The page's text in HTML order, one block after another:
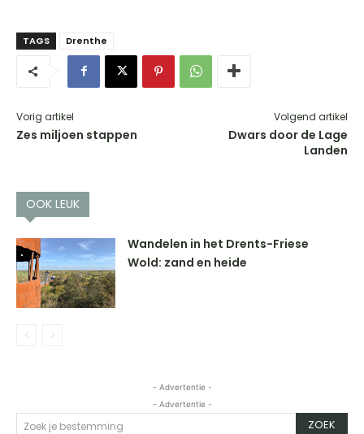
TAGS Drenthe
Vorig artikel
Zes miljoen stappen
Volgend artikel
Dwars door de Lage
Landen
OOK LEUK
Wandelen in het Drents-Friese
Wold: zand en heide
- Advertentie -
- Advertentie -
Zoek je bestemming ZOEK